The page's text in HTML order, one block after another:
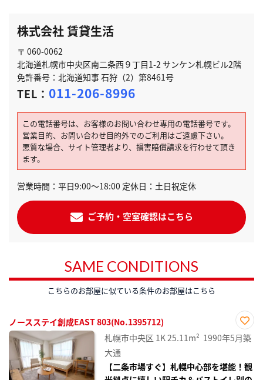
株式会社 賃貸生活
〒 060-0062
北海道札幌市中央区南二条西９丁目1-2 サンケン札幌ビル2階
免許番号：北海道知事 石狩（2）第8461号
TEL： 011-206-8996
この電話番号は、お客様のお問い合わせ専用の電話番号です。
営業目的、お問い合わせ目的外でのご利用はご遠慮下さい。
悪質な場合、サイト管理者より、損害賠償請求を行わせて頂き
ます。
営業時間：平日9:00～18:00 定休日：土日祝定休
ご予約・空室確認はこちら
SAME CONDITIONS
こちらのお部屋に似ている条件のお部屋はこちら
ノースステイ創成EAST 803(No.1395712)
お気
に入
札幌市中央区 1K25.11m² 1990年5月築
大通
【二条市場すぐ】札幌中心部を堪能！観